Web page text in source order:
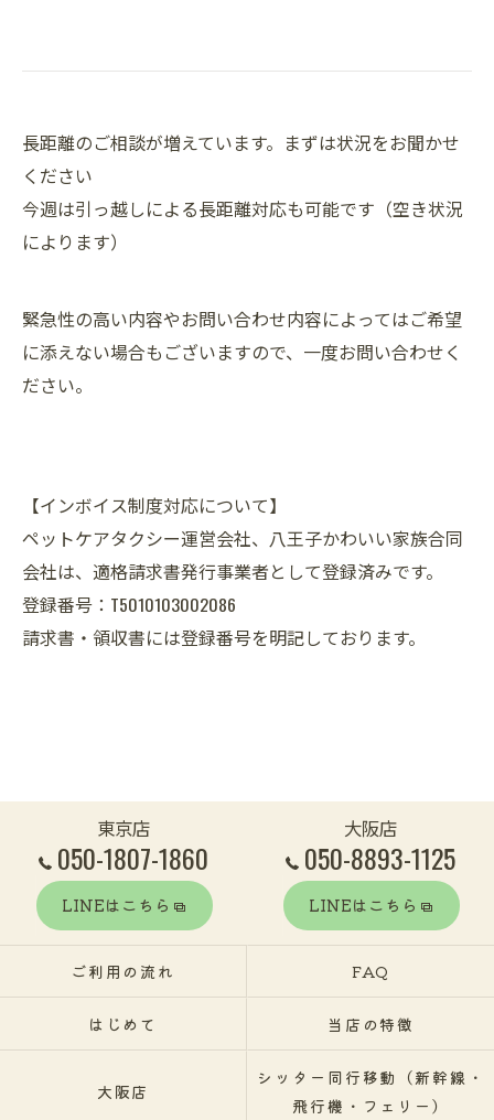
長距離のご相談が増えています。まずは状況をお聞かせ
ください
今週は引っ越しによる長距離対応も可能です（空き状況
によります）
緊急性の高い内容やお問い合わせ内容によってはご希望
に添えない場合もございますので、一度お問い合わせく
ださい。
【インボイス制度対応について】
ペットケアタクシー運営会社、八王子かわいい家族合同
会社は、適格請求書発行事業者として登録済みです。
登録番号：T5010103002086
請求書・領収書には登録番号を明記しております。
東京店
050-1807-1860
LINEはこちら
大阪店
050-8893-1125
LINEはこちら
ご利用の流れ FAQ
はじめて 当店の特徴
大阪店
シッター同行移動（新幹線・
飛行機・フェリー）